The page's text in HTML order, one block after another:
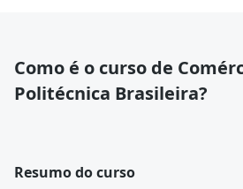
Como é o curso de
Politécnica Brasileira?
Resumo do curso